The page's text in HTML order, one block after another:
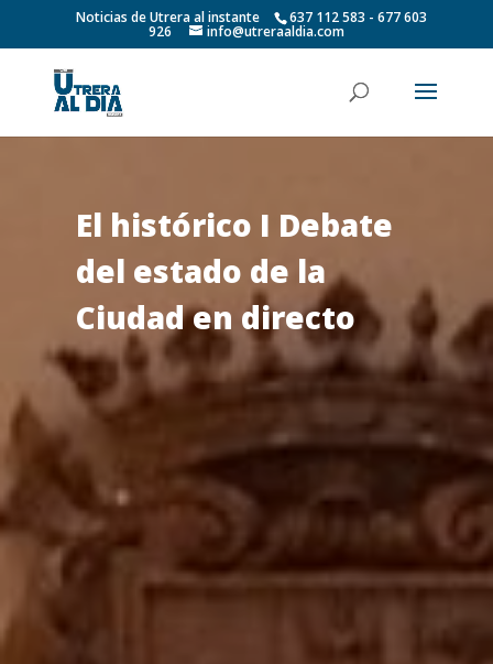
Noticias de Utrera al instante 637 112 583 - 677 603
926 info@utreraaldia.com
El histórico I Debate
del estado de la
Ciudad en directo